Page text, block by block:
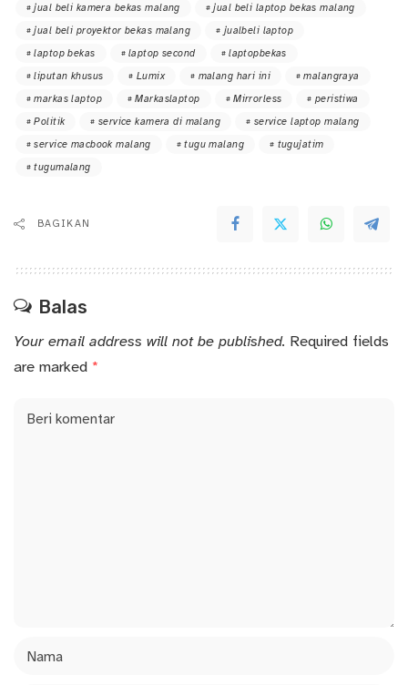
jual beli kamera bekas malang
jual beli laptop bekas malang
jual beli proyektor bekas malang
jualbeli laptop
laptop bekas
laptop second
laptopbekas
liputan khusus
Lumix malang hari ini
malangraya
markas laptop
Markaslaptop Mirrorless
peristiwa
Politik
service kamera di malang
service laptop malang
service macbook malang
tugu malang
tugujatim
tugumalang
BAGIKAN
Balas
Your email address will not be published. Required fields
are marked *